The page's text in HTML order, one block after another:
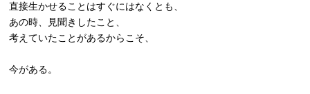
直接生かせることはすぐにはなくとも、
あの時、見聞きしたこと、
考えていたことがあるからこそ、
今がある。